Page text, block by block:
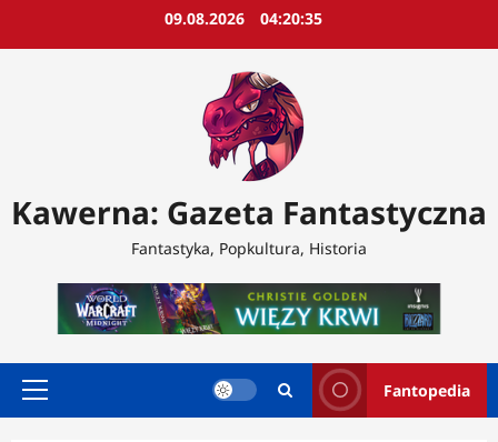
09.08.2026 04:20:37
Kawerna: Gazeta Fantastyczna
Fantastyka, Popkultura, Historia
Menu
Fantopedia